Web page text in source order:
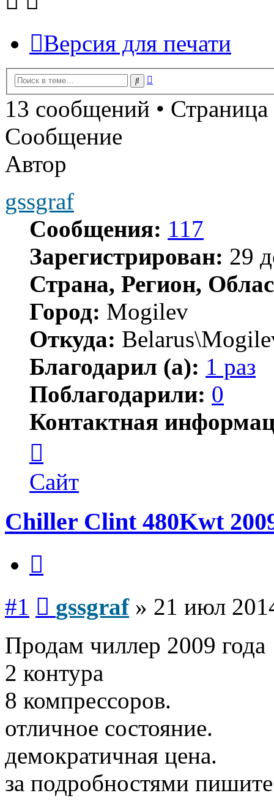
Версия для печати
Поиск
13 сообщений • Страница
Сообщение
Автор
gssgraf
Сообщения: 117
Зарегистрирован: 29
Страна, Регион,
Город: Mogilev
Откуда:
Благодарил (а): 1 раз
Поблагодарили: 0
Контактная
пользователя
gssgraf
Сайт
Chiller Clint 480Kwt
#1 gssgraf» 21 июл
Продам чиллер 2009 года
2 контура
8 компрессоров.
отличное состояние.
демократичная цена.
за подробностями